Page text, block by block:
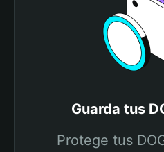
Guarda tus
Protege tus